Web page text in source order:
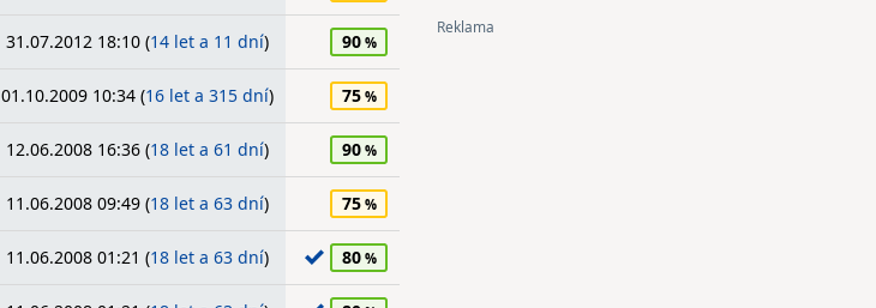
31.07.2012 18:10 (14 let a 11 dní) 90
01.10.2009 10:34 (16 let a 315 dní) 75
12.06.2008 16:36 (18 let a 61 dní) 90
11.06.2008 09:49 (18 let a 63 dní) 75
11.06.2008 01:21 (18 let a 63 dní) 80